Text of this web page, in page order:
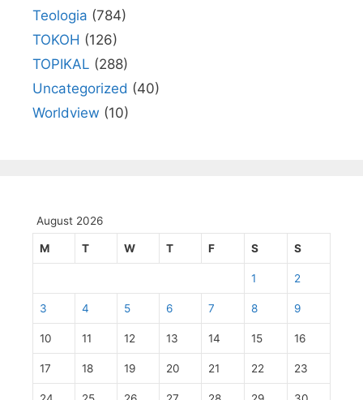
Teologia (784)
TOKOH (126)
TOPIKAL (288)
Uncategorized (40)
Worldview (10)
August 2026
M T W T F S S
1 2
3 4 5 6 7 8 9
10 11 12 13 14 15 16
17 18 19 20 21 22 23